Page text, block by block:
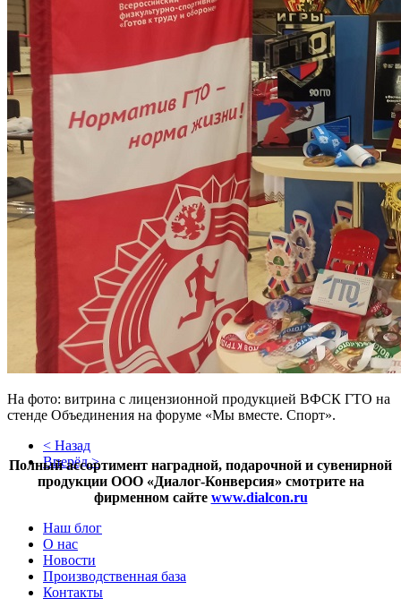
На фото: витрина с лицензионной продукцией ВФСК ГТО на
стенде Объединения на форуме «Мы вместе. Спорт».
< Назад
Вперёд >
Полный ассортимент наградной, подарочной и сувенирной
продукции ООО «Диалог-Конверсия» смотрите на
фирменном сайте www.dialcon.ru
Наш блог
О нас
Новости
Производственная база
Контакты